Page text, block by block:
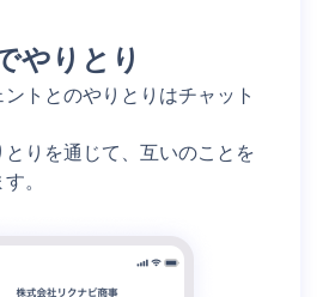
やりとり
トとのやりとりはチャット
りを通じて、互いのことを
。